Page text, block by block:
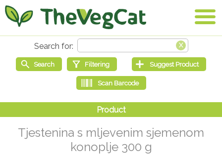
Tjestenina s mljevenim sjemenom
konoplje 300 g